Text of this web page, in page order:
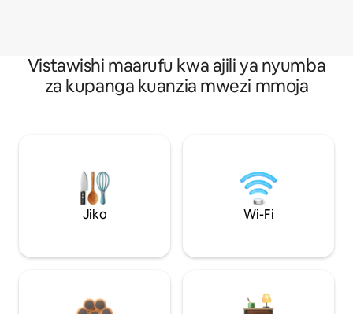
Vistawishi maarufu kwa ajili ya nyumba
za kupanga kuanzia mwezi mmoja
Jiko Wi-Fi